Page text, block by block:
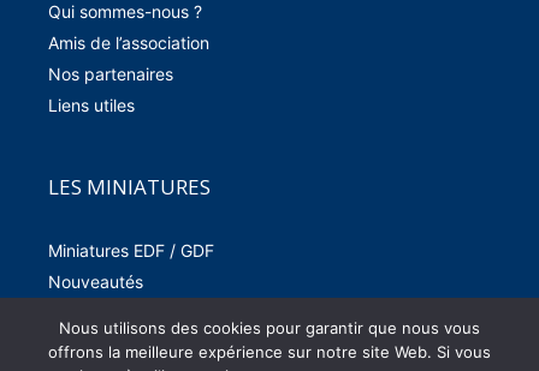
Qui sommes-nous ?
Amis de l’association
Nos partenaires
Liens utiles
LES MINIATURES
Miniatures EDF / GDF
Nouveautés
Le bulletin de réservation
Nous utilisons des cookies pour garantir que nous vous
offrons la meilleure expérience sur notre site Web. Si vous